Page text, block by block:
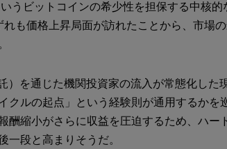
うビットコインの希少性を担保する中核的
も価格上昇局面が訪れたことから、市場
）を通じた機関投資家の流入が常態化した
クルの起点」という経験則が通用するかを
酬縮小がさらに収益を圧迫するため、ハー
一段と高まりそうだ。